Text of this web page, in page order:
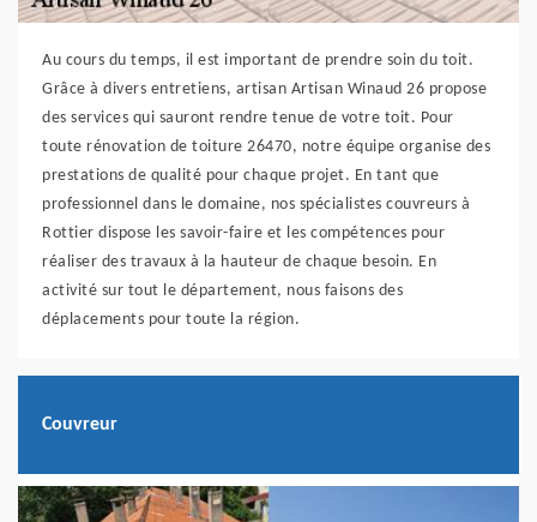
Au cours du temps, il est important de prendre soin du toit.
Grâce à divers entretiens, artisan Artisan Winaud 26 propose
des services qui sauront rendre tenue de votre toit. Pour
toute rénovation de toiture 26470, notre équipe organise des
prestations de qualité pour chaque projet. En tant que
professionnel dans le domaine, nos spécialistes couvreurs à
Rottier dispose les savoir-faire et les compétences pour
réaliser des travaux à la hauteur de chaque besoin. En
activité sur tout le département, nous faisons des
déplacements pour toute la région.
Couvreur